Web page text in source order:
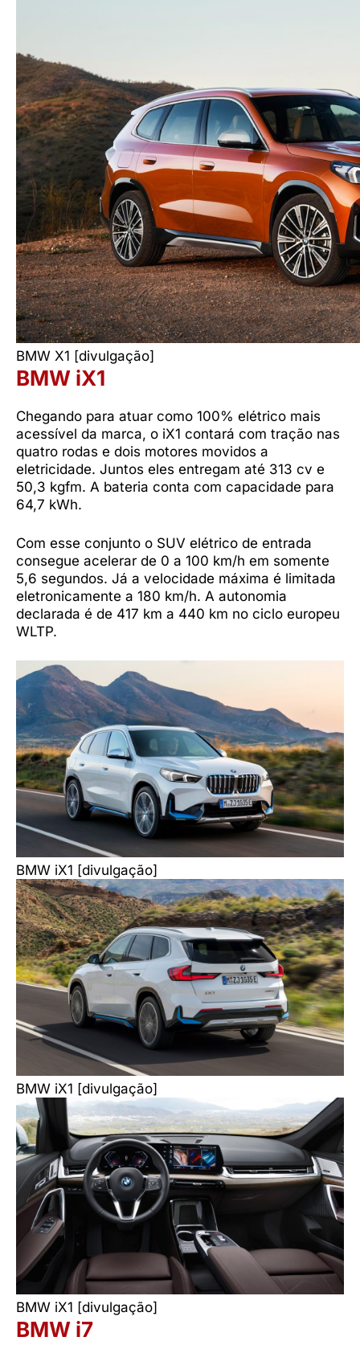
BMW X1 [divulgação]
BMW iX1
Chegando para atuar como 100% elétrico mais
acessível da marca, o iX1 contará com tração nas
quatro rodas e dois motores movidos a
eletricidade. Juntos eles entregam até 313 cv e
50,3 kgfm. A bateria conta com capacidade para
64,7 kWh.
Com esse conjunto o SUV elétrico de entrada
consegue acelerar de 0 a 100 km/h em somente
5,6 segundos. Já a velocidade máxima é limitada
eletronicamente a 180 km/h. A autonomia
declarada é de 417 km a 440 km no ciclo europeu
WLTP.
BMW iX1 [divulgação]
BMW iX1 [divulgação]
BMW iX1 [divulgação]
BMW i7